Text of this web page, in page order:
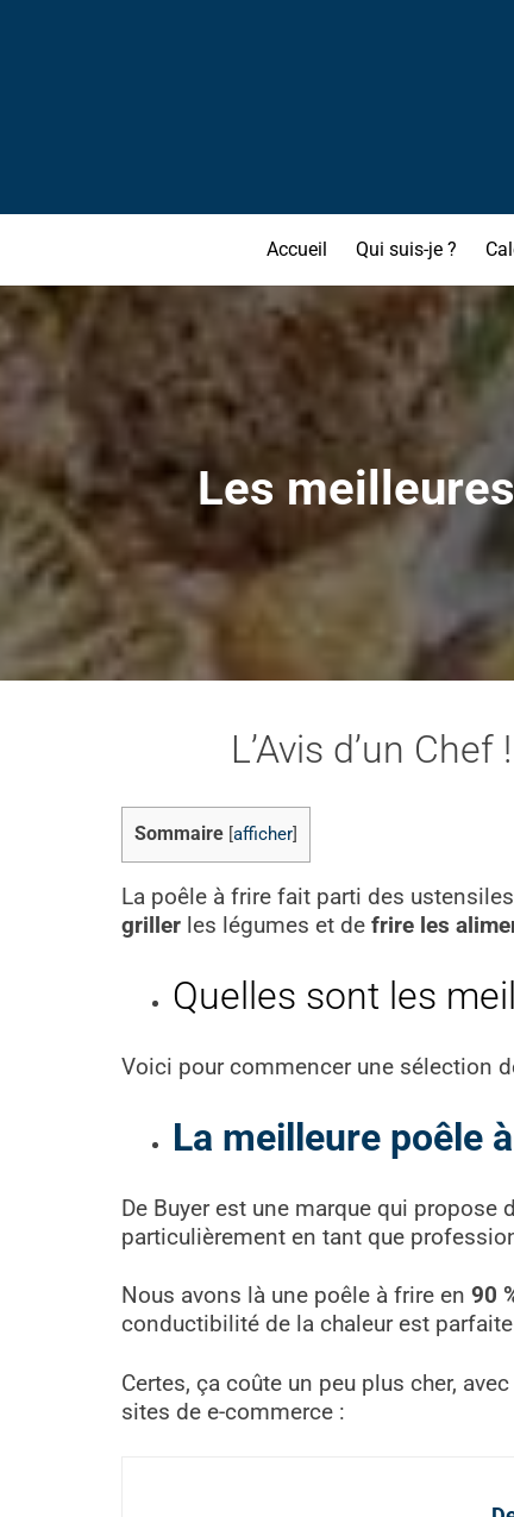
Accueil Qui suis-je ?
Les
L’Avis d’un
Sommaire afficher
La poêle à frire fait parti des
griller les légumes et de frire les
Quelles sont les
Voici pour commencer une sélection
La meilleure poêle
De Buyer est une marque qui propose
particulièrement en tant que
Nous avons là une poêle à frire en 90
conductibilité de la chaleur est
Certes, ça coûte un peu plus cher,
sites de e-commerce :